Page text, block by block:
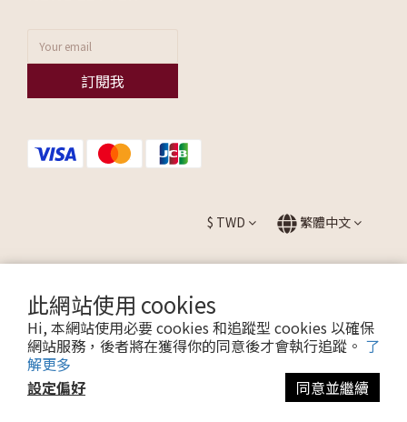
此網站使用 cookies
Hi, 本網站使用必要 cookies 和追蹤型 cookies 以確保
網站服務，後者將在獲得你的同意後才會執行追蹤。 了
解更多
設定偏好
同意並繼續
訂閱我
$ TWD 繁體中文
提醒您，我們不會以電話或簡訊方式通知變更付款方式。
Copyright © 2026 ALLEZ. All Rights Reserved.
聯瑩國際股份有限公司 CO. LTD / 統一編號：27595665